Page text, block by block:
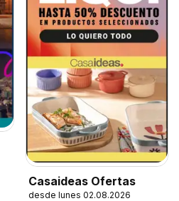
Casaideas Ofertas
desde lunes 02.08.2026